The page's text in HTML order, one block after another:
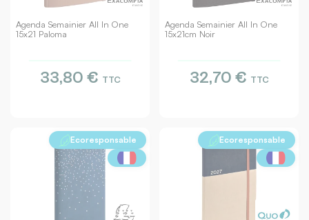
Agenda Semainier All In One
15x21 Paloma
33,80 € TTC
Agenda Semainier All In One
15x21cm Noir
32,70 € TTC
Ecoresponsable Ecoresponsable